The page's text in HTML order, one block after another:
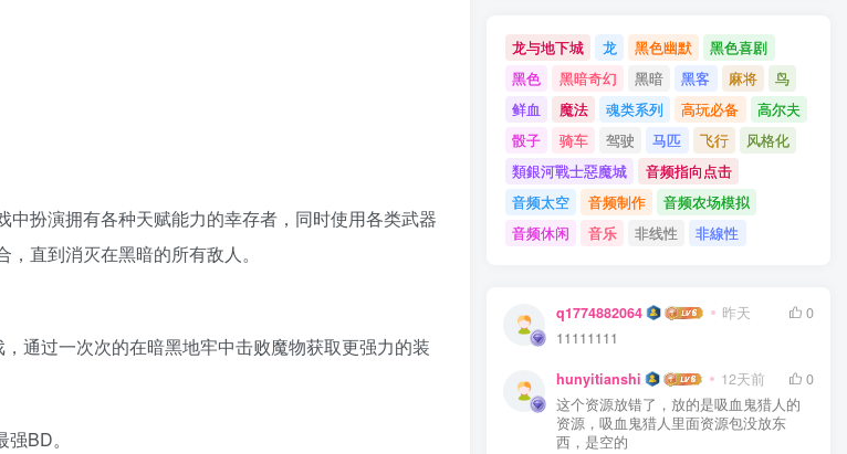
扮演拥有各种天赋能力的幸存者，同时使用各类武器
直到消灭在黑暗的所有敌人。
通过一次次的在暗黑地牢中击败魔物获取更强力的装
BD。
龙与地下城 龙 黑色幽默
黑色喜剧
黑色
黑暗奇幻 黑暗 黑客 麻将
鸟
鲜血
魔法 魂类系列 高玩必备
高尔夫
骰子
骑车 驾驶 马匹 飞行
风格化
類銀河戰士惡魔城
音频指向点击
音频太空
音频制作
音频农场模拟
音频休闲
音乐 非线性 非線性
q1774882064 昨天
0
11111111
hunyitianshi 12天前
0
这个资源放错了，放的是吸血鬼猎人的
资源，吸血鬼猎人里面资源包没放东
西，是空的